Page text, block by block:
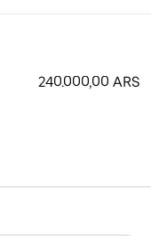
240.000,00 ARS